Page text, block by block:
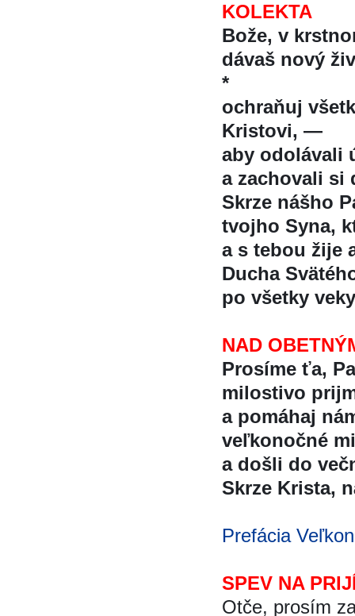
KOLEKTA
Bože, v
dávaš nový
*
ochraňuj
Kristovi, —
aby odolávali
a zachovali si
Skrze nášho
tvojho Syna,
a s tebou žije
Ducha
po všetky
NAD
Prosíme ťa,
milostivo
a pomáhaj
veľkonočné
a došli do
Skrze Krista,
Prefácia
SPEV NA
Otče, prosím